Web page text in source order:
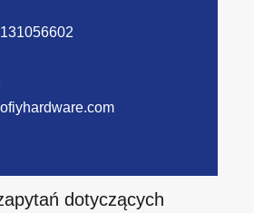
dotyczących